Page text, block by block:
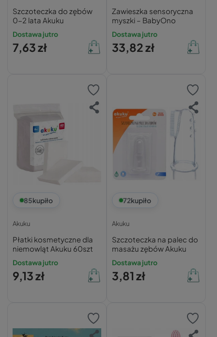
Szczoteczka do zębów
0-2 lata Akuku
Dostawa jutro
7,63 zł
Zawieszka sensoryczna
myszki – BabyOno
Dostawa jutro
33,82 zł
85kupiło
Akuku
Płatki kosmetyczne dla
niemowląt Akuku 60szt
Dostawa jutro
9,13 zł
72kupiło
Akuku
Szczoteczka na palec do
masażu zębów Akuku
Dostawa jutro
3,81 zł